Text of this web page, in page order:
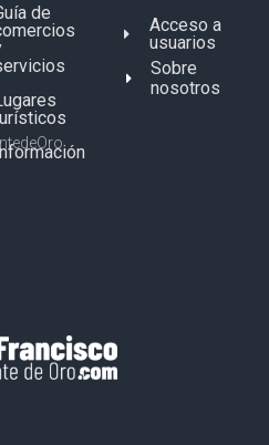
de
Acceso a
usuarios
Sobre
nosotros